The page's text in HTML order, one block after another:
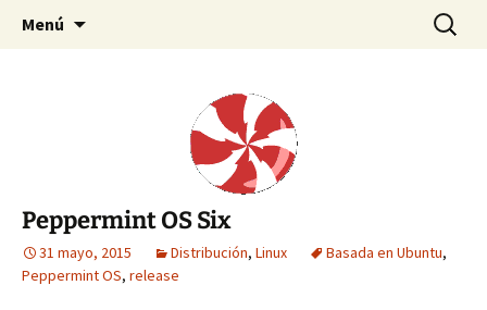
DPLinux
Detrás del Pingüino
Menú Buscar:
Peppermint OS Six
31 mayo, 2015 Distribución, Linux Basada en Ubuntu,
Peppermint OS, release